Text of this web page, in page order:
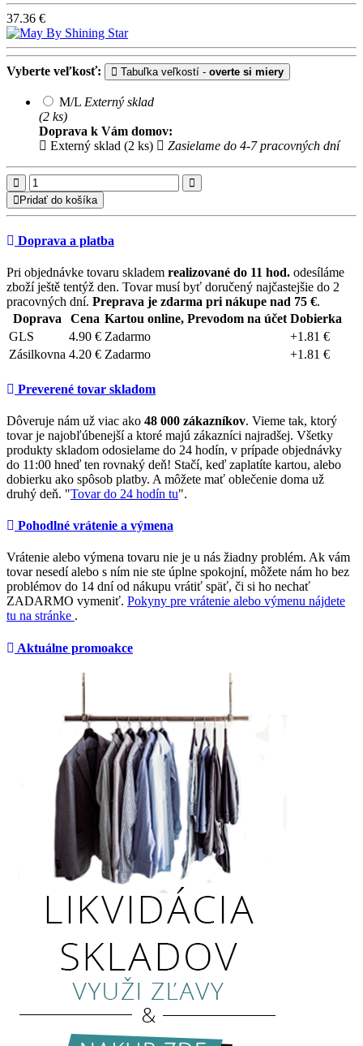
37.36 €
Vyberte veľkosť: Tabuľka veľkostí - overte si miery
M/L Externý sklad
(2 ks)
Doprava k Vám domov:
Externý sklad (2 ks)
Zasielame do 4-7 pracovných dní
Pridať do košíka
Doprava a platba
Pri objednávke tovaru skladem realizované do 11 hod. odesíláme
zboží ještě tentýž den. Tovar musí byť doručený najčastejšie do 2
pracovných dní. Preprava je zdarma pri nákupe nad 75 €.
Doprava
Cena Kartou online, Prevodom na účet Dobierka
GLS
4.90 € Zadarmo
+1.81 €
Zásilkovna 4.20 € Zadarmo +1.81 €
Preverené tovar skladom
Dôveruje nám už viac ako 48 000 zákazníkov. Vieme tak, ktorý
tovar je najobľúbenejší a ktoré majú zákazníci najradšej. Všetky
produkty skladom odosielame do 24 hodín, v prípade objednávky
do 11:00 hneď ten rovnaký deň! Stačí, keď zaplatíte kartou, alebo
dobierku ako spôsob platby. A môžete mať oblečenie doma už
druhý deň. "Tovar do 24 hodín tu".
Pohodlné vrátenie a výmena
Vrátenie alebo výmena tovaru nie je u nás žiadny problém. Ak vám
tovar nesedí alebo s ním nie ste úplne spokojní, môžete nám ho bez
problémov do 14 dní od nákupu vrátiť späť, či si ho nechať
ZADARMO vymeniť. Pokyny pre vrátenie alebo výmenu nájdete
tu na stránke .
Aktuálne promoakce